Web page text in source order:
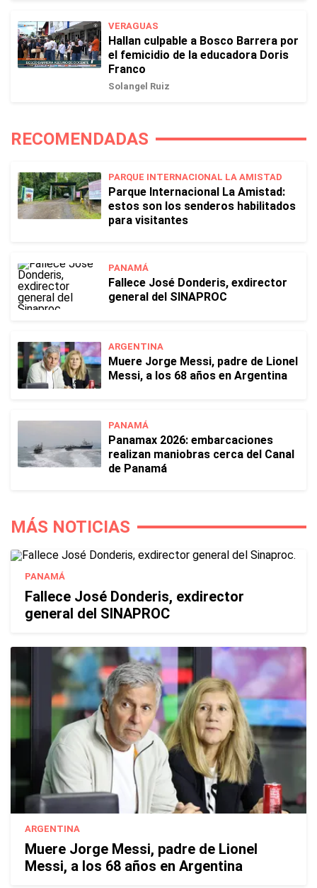
VERAGUAS
Hallan culpable a Bosco Barrera por
el femicidio de la educadora Doris
Franco
Solangel Ruiz
RECOMENDADAS
PARQUE INTERNACIONAL LA AMISTAD
Parque Internacional La Amistad:
estos son los senderos habilitados
para visitantes
PANAMÁ
Fallece José Donderis, exdirector
general del SINAPROC
ARGENTINA
Muere Jorge Messi, padre de Lionel
Messi, a los 68 años en Argentina
PANAMÁ
Panamax 2026: embarcaciones
realizan maniobras cerca del Canal
de Panamá
MÁS NOTICIAS
PANAMÁ
Fallece José Donderis, exdirector
general del SINAPROC
ARGENTINA
Muere Jorge Messi, padre de Lionel
Messi, a los 68 años en Argentina